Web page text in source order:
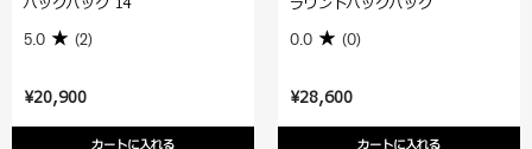
¥20,900
カートに入れる
5.0 (2)
¥28,600
カートに入れる
0.0 (0)